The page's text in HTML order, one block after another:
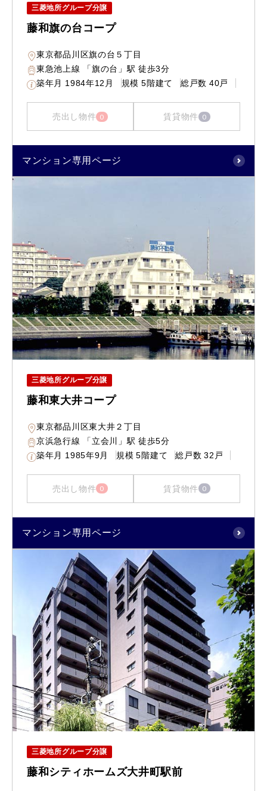
三菱地所グループ分譲
藤和旗の台コープ
東京都品川区旗の台５丁目
東急池上線 「旗の台」駅 徒歩3分
築年月 1984年12月 規模 5階建て 総戸数 40戸
売出し物件 0 賃貸物件 0
マンション専用ページ
三菱地所グループ分譲
藤和東大井コープ
東京都品川区東大井２丁目
京浜急行線 「立会川」駅 徒歩5分
築年月 1985年9月 規模 5階建て 総戸数 32戸
売出し物件 0 賃貸物件 0
マンション専用ページ
三菱地所グループ分譲
藤和シティホームズ大井町駅前